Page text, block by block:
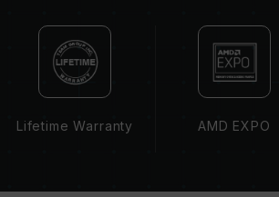
）运行，如 DDR5-4800 (或更
行为，并非产品瑕疵。
需由使用者手动启用，部分主
到标示频率，最终运行频率受限于系
启用 XMP 3.0 / EXPO 设定）属于
Lifetime Warranty AMD EXPO